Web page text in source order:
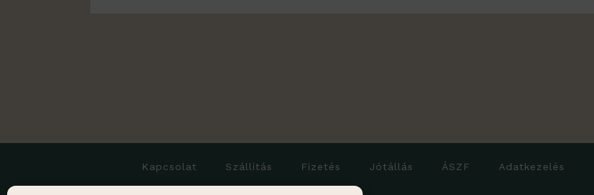
Kapcsolat Szállítás Fizetés Jótállás ÁSZF Adatkezelés